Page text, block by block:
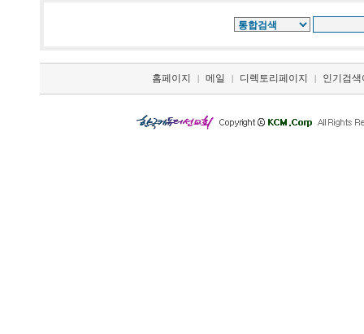
홈페이지 | 메일 | 디렉토리페이지 | 인기검색